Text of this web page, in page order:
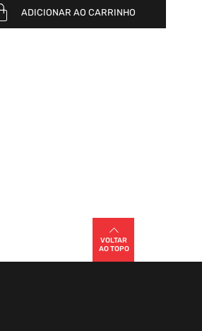
ADICIONAR AO CARRINHO
VOLTAR
AO TOPO